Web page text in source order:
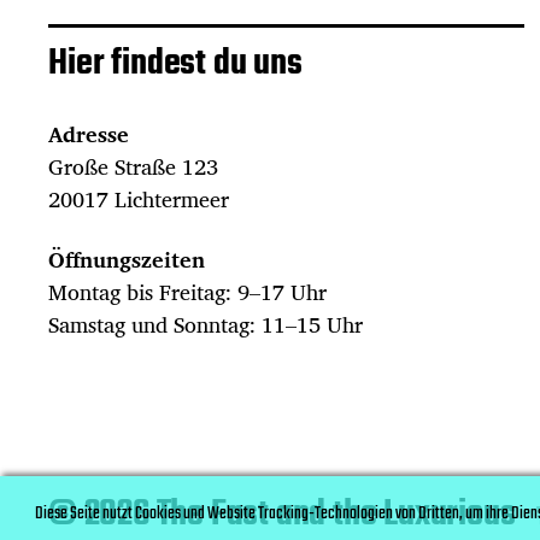
Hier findest du uns
Adresse
Große Straße 123
20017 Lichtermeer
Öffnungszeiten
Montag bis Freitag: 9–17 Uhr
Samstag und Sonntag: 11–15 Uhr
© 2026 The Fast and the Luxurious
Diese Seite nutzt Cookies und Website Tracking-Technologien von Dritten, um ihre